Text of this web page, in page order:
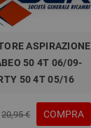
ASPIRAZIONE
50 4T 06/09-
50 4T 05/16
20,95 € COMPRA